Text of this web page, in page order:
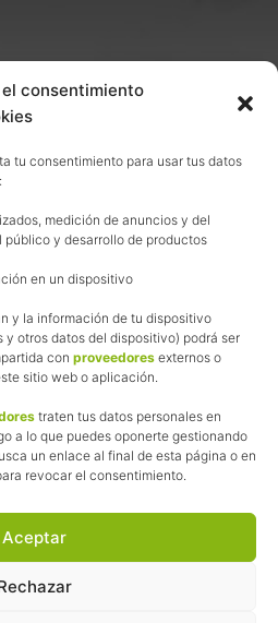
consentimiento
tu consentimiento para usar tus datos
medición de anuncios y del
y desarrollo de productos
en un dispositivo
y la información de tu dispositivo
otros datos del dispositivo) podrá ser
con proveedores externos o
sitio web o aplicación.
traten tus datos personales en
a lo que puedes oponerte gestionando
un enlace al final de esta página o en
revocar el consentimiento.
Aceptar
de venta
utiliza programas de afiliación.
pongo enlaces a tiendas
compra que realizas, me llevo
cueste más dinero.
seguir manteniendo esta web,
de las marchas para después
y tiendas que he probado